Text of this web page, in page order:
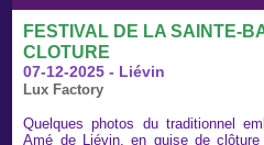
FESTIVAL DE LA SAINTE-
CLOTURE
07-12-2025 - Liévin
Lux Factory
Quelques photos du traditionnel
Amé de Liévin, en guise de